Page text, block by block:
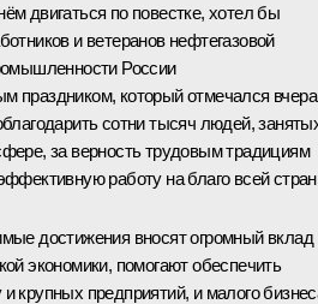
двигаться по повестке, хотел бы
и ветеранов нефтегазовой
России
праздником, который отмечался
сотни тысяч людей,
за верность трудовым традициям
работу на благо всей
достижения вносят огромный вклад
экономики, помогают обеспечить
крупных предприятий, и малого